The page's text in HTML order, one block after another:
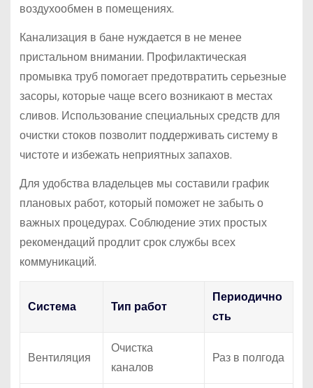
воздухообмен в помещениях.
Канализация в бане нуждается в не менее
пристальном внимании. Профилактическая
промывка труб помогает предотвратить серьезные
засоры, которые чаще всего возникают в местах
сливов. Использование специальных средств для
очистки стоков позволит поддерживать систему в
чистоте и избежать неприятных запахов.
Для удобства владельцев мы составили график
плановых работ, который поможет не забыть о
важных процедурах. Соблюдение этих простых
рекомендаций продлит срок службы всех
коммуникаций.
Система Тип работ
Периодично
сть
Вентиляция
Очистка
каналов
Раз в полгода